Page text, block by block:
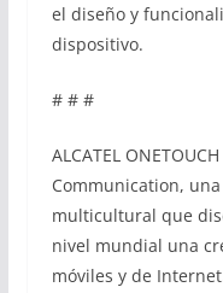
el diseño y
dispositivo.
# # #
ALCATEL
Communication,
multicultural que
nivel mundial una
móviles y de